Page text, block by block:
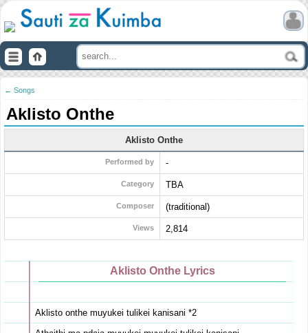
← Songs
Aklisto Onthe
Aklisto Onthe
Performed by -
Category TBA
Composer (traditional)
Views 2,814
Aklisto Onthe Lyrics
Aklisto onthe muyukei tulikei kanisani *2